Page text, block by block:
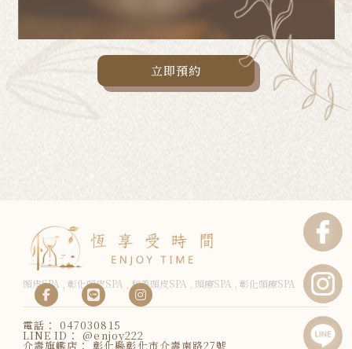
立即預約
@enjoy222
047030815
彰化縣彰化市介壽南路27號
頭皮SPA 彰化頭皮SPA 和美頭皮SPA 頭療SPA 彰化頭療SPA